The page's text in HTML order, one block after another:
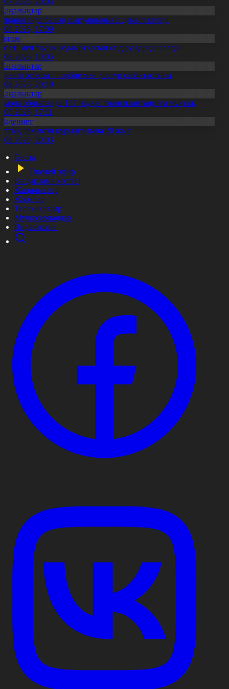
балық шаруашылығы дамып келеді
17:09
еті мен тауық жұмыртқасын өндіру қарқын алды
10:05
отбасы – тәрбие мен дәстүр сабақтастығы
20:19
облысында 157 науқас трансплантацияға мұқтаж
17:11
архивтің құрылғанына 20 жыл
20:03
Басты
Тікелей эфир
Бағдарлама кестесі
Жаңалықтар
Жобалар
Телехикаялар
Мультсериалдар
Видеоархив